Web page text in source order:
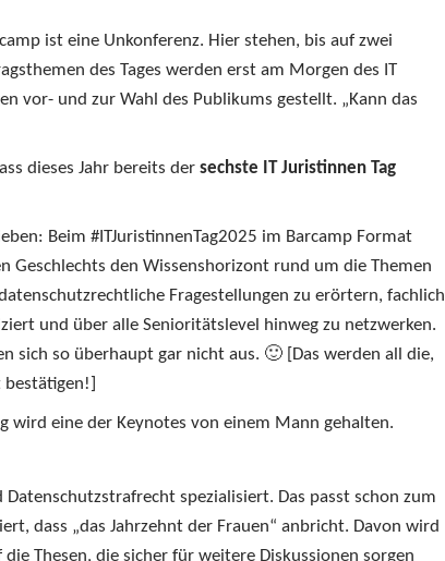
ist eine Unkonferenz. Hier stehen, bis auf zwei
des Tages werden erst am Morgen des IT
vor- und zur Wahl des Publikums gestellt. „Kann das
dieses Jahr bereits der sechste IT Juristinnen Tag
Beim #ITJuristinnenTag2025 im Barcamp Format
den Wissenshorizont rund um die Themen
Fragestellungen zu erörtern, fachlich
und über alle Senioritätslevel hinweg zu netzwerken.
sich so überhaupt gar nicht aus. 🙂 [Das werden all die,
wird eine der Keynotes von einem Mann gehalten.
spezialisiert. Das passt schon zum
dass „das Jahrzehnt der Frauen“ anbricht. Davon wird
Thesen, die sicher für weitere Diskussionen sorgen